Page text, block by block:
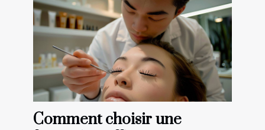
Comment choisir une